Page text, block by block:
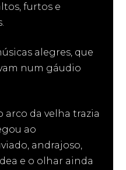
furtos e
alegres, que
num gáudio
arco da velha trazia
ao
andrajoso,
e o olhar ainda